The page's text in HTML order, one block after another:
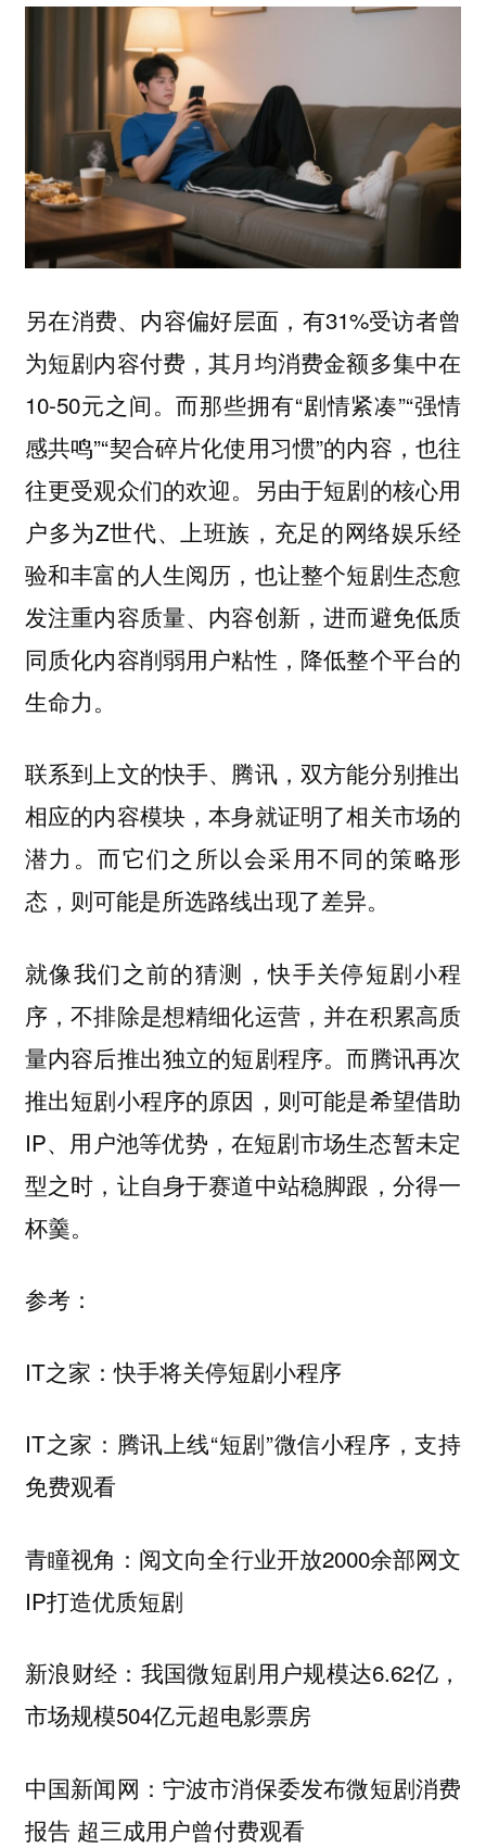
另在消费、内容偏好层面，有31%受访者曾
为短剧内容付费，其月均消费金额多集中在
10-50元之间。而那些拥有“剧情紧凑”“强情
感共鸣”“契合碎片化使用习惯”的内容，也往
往更受观众们的欢迎。另由于短剧的核心用
户多为Z世代、上班族，充足的网络娱乐经
验和丰富的人生阅历，也让整个短剧生态愈
发注重内容质量、内容创新，进而避免低质
同质化内容削弱用户粘性，降低整个平台的
生命力。
联系到上文的快手、腾讯，双方能分别推出
相应的内容模块，本身就证明了相关市场的
潜力。而它们之所以会采用不同的策略形
态，则可能是所选路线出现了差异。
就像我们之前的猜测，快手关停短剧小程
序，不排除是想精细化运营，并在积累高质
量内容后推出独立的短剧程序。而腾讯再次
推出短剧小程序的原因，则可能是希望借助
IP、用户池等优势，在短剧市场生态暂未定
型之时，让自身于赛道中站稳脚跟，分得一
杯羹。
参考：
IT之家：快手将关停短剧小程序
IT之家：腾讯上线“短剧”微信小程序，支持
免费观看
青瞳视角：阅文向全行业开放2000余部网文
IP打造优质短剧
新浪财经：我国微短剧用户规模达6.62亿，
市场规模504亿元超电影票房
中国新闻网：宁波市消保委发布微短剧消费
报告 超三成用户曾付费观看